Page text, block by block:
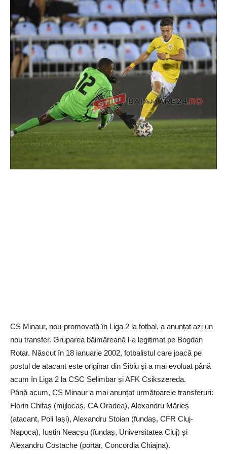
CS Minaur, nou-promovată în Liga 2 la fotbal, a anunțat azi un
nou transfer. Gruparea băimăreană l-a legitimat pe Bogdan
Rotar. Născut în 18 ianuarie 2002, fotbalistul care joacă pe
postul de atacant este originar din Sibiu și a mai evoluat până
acum în Liga 2 la CSC Selimbar și AFK Csikszereda.
Până acum, CS Minaur a mai anunțat următoarele transferuri:
Florin Chitaș (mijlocaș, CA Oradea), Alexandru Mărieș
(atacant, Poli Iași), Alexandru Stoian (fundaș, CFR Cluj-
Napoca), Iustin Neacșu (fundaș, Universitatea Cluj) și
Alexandru Costache (portar, Concordia Chiajna).